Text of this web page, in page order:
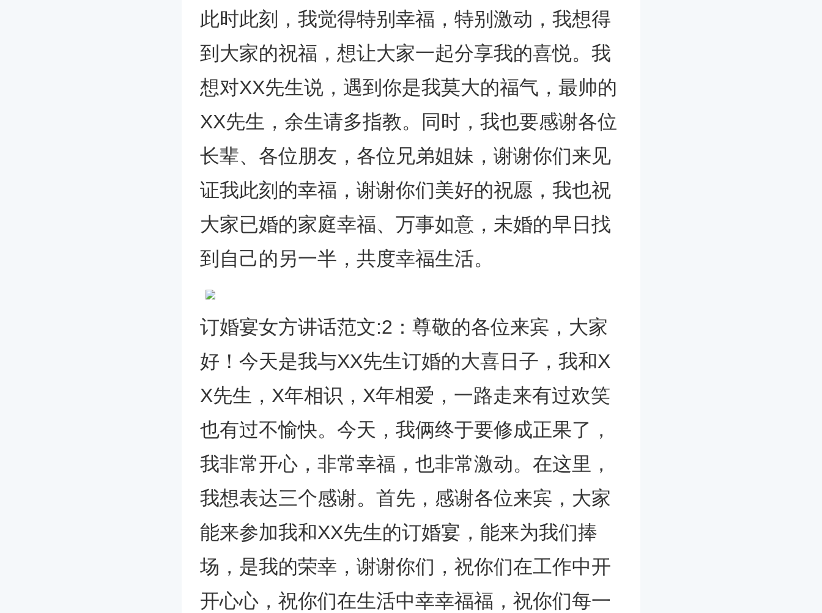
此时此刻，我觉得特别幸福，特别激动，我想得
到大家的祝福，想让大家一起分享我的喜悦。我
想对XX先生说，遇到你是我莫大的福气，最帅的
XX先生，余生请多指教。同时，我也要感谢各位
长辈、各位朋友，各位兄弟姐妹，谢谢你们来见
证我此刻的幸福，谢谢你们美好的祝愿，我也祝
大家已婚的家庭幸福、万事如意，未婚的早日找
到自己的另一半，共度幸福生活。
订婚宴女方讲话范文:2：尊敬的各位来宾，大家
好！今天是我与XX先生订婚的大喜日子，我和X
X先生，X年相识，X年相爱，一路走来有过欢笑
也有过不愉快。今天，我俩终于要修成正果了，
我非常开心，非常幸福，也非常激动。在这里，
我想表达三个感谢。首先，感谢各位来宾，大家
能来参加我和XX先生的订婚宴，能来为我们捧
场，是我的荣幸，谢谢你们，祝你们在工作中开
开心心，祝你们在生活中幸幸福福，祝你们每一